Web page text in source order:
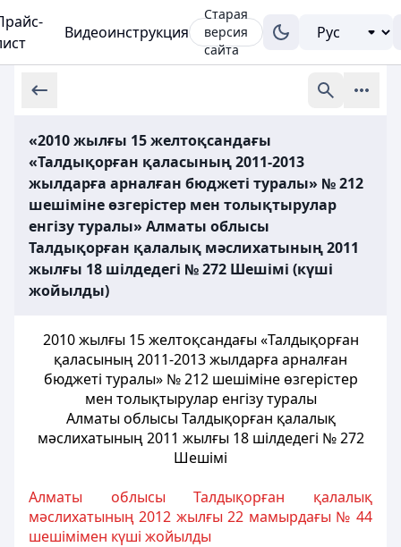
Видеоинструкция
Старая
версия
сайта
«2010 жылғы 15 желтоқсандағы
«Талдықорған қаласының 2011-2013
жылдарға арналған бюджеті туралы» № 212
шешіміне өзгерістер мен толықтырулар
енгізу туралы» Алматы облысы
Талдықорған қалалық мәслихатының 2011
жылғы 18 шілдедегі № 272 Шешімі (күші
жойылды)
2010 жылғы 15 желтоқсандағы «Талдықорған
қаласының 2011-2013 жылдарға арналған
бюджеті туралы» № 212 шешіміне өзгерістер
мен толықтырулар енгізу туралы
Алматы облысы Талдықорған қалалық
мәслихатының 2011 жылғы 18 шілдедегі № 272
Шешімі
Алматы облысы Талдықорған қалалық
мәслихатының 2012 жылғы 22 мамырдағы № 44
шешімімен күші жойылды